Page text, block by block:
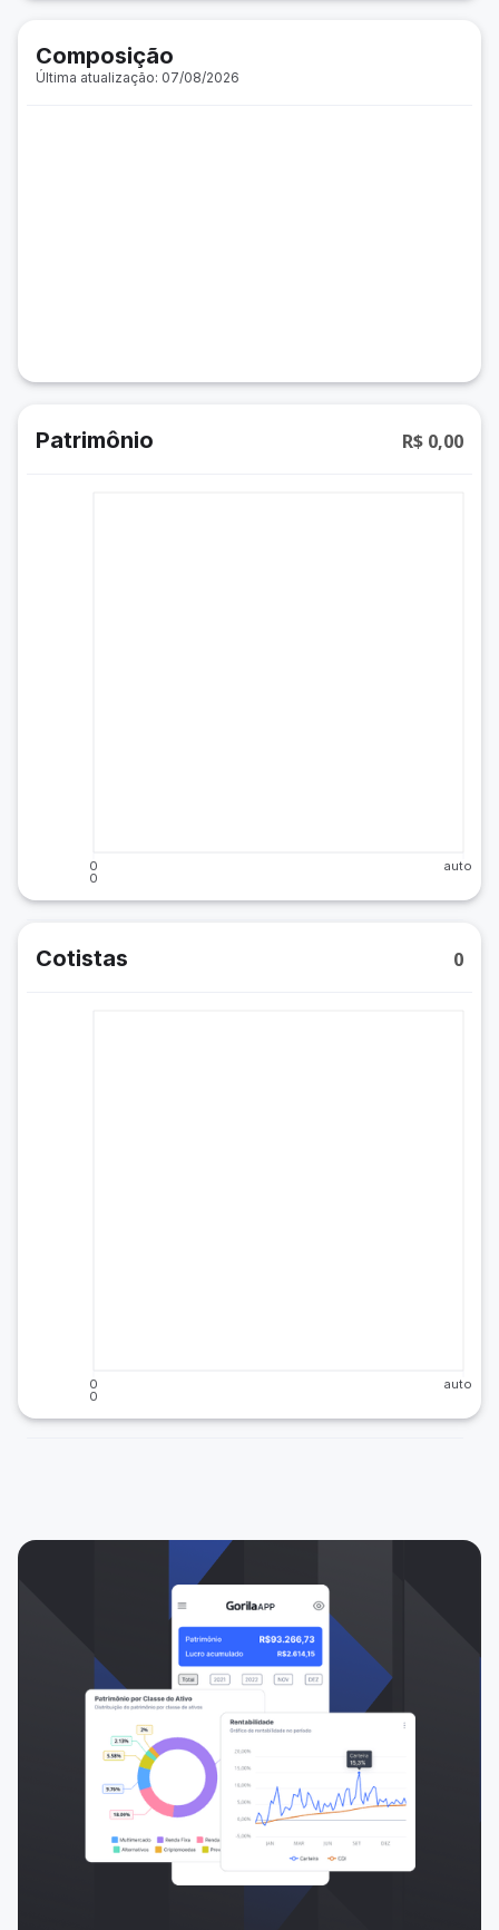
Composição
Última atualização: 07/08/2026
Patrimônio R$ 0,00
0
0
auto
Cotistas 0
0
0
auto